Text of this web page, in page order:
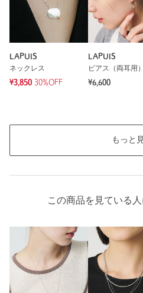
LAPUIS
ネックレス
¥3,850 30%OFF
LAPUIS
ピアス（両耳用）
¥6,600
もっと
この商品を見ている